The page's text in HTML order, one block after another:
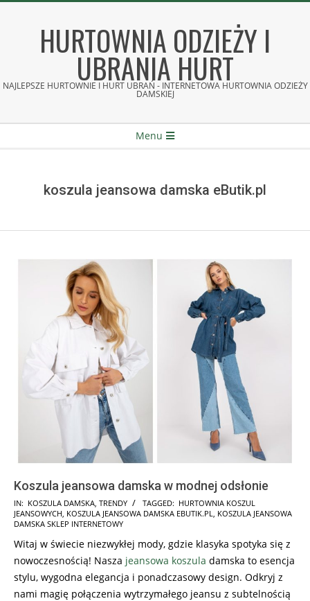
HURTOWNIA ODZIEŻY I
UBRANIA HURT
NAJLEPSZE HURTOWNIE I HURT UBRAŃ - INTERNETOWA HURTOWNIA ODZIEŻY
DAMSKIEJ
Menu
koszula jeansowa damska eButik.pl
Koszula jeansowa damska w modnej odsłonie
2024-
01-
IN: KOSZULA DAMSKA TRENDY TAGGED: HURTOWNIA KOSZUL
JEANSOWYCH KOSZULA JEANSOWA DAMSKA EBUTIK.PL
KOSZULA JEANSOWA
DAMSKA SKLEP INTERNETOWY
Witaj w świecie niezwykłej mody, gdzie klasyka spotyka się z
nowoczesnością! Nasza jeansowa koszula damska to esencja
stylu, wygodna elegancja i ponadczasowy design. Odkryj z
nami magię połączenia wytrzymałego jeansu z subtelnością